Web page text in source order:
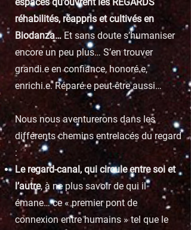
réhabilités, réappris et cultivés en
Biodanza… Et sans doute s’humaniser
encore un peu plus… S’en trouver
grandi.e en confiance, honoré.e,
enrichi.e. Réparé.e peut-être aussi…
Nous nous aventurerons dans les
différents chemins entrelacés du regard
:
Le regard-canal, qui circule entre soi et
l’autre, à ne plus savoir de qui il
émane… ce « premier pont de
connexion entre humains » tel que le